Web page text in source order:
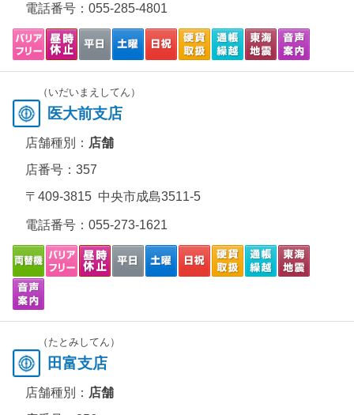
電話番号： 055-285-4801
（いだいまえしてん）
医大前支店
店舗種別： 店舗
店番号：357
〒409-3815 中央市成島3511-5
電話番号： 055-273-1621
（たとみしてん）
田富支店
店舗種別： 店舗